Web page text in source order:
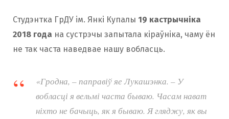
Студэнтка ГрДУ ім. Янкі Купалы 19 кастрычніка
2018 года на сустрэчы запытала кіраўніка, чаму ён
не так часта наведвае нашу вобласць.
«Гродна, – паправіў яе Лукашэнка. – У
вобласці я вельмі часта бываю. Часам нават
ніхто не бачыць, як я бываю. Я гляджу, як вы